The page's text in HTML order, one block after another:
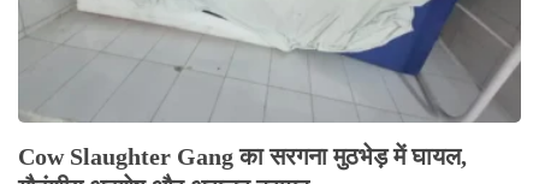
Cow Slaughter Gang का सरगना मुठभेड़ में घायल,